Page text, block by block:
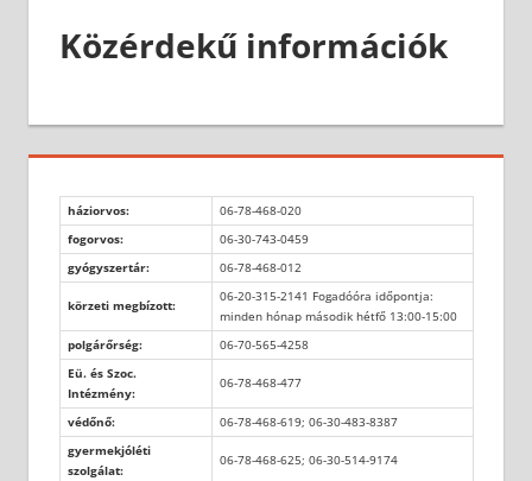
Közérdekű információk
háziorvos:
06-78-468-020
fogorvos:
06-30-743-0459
gyógyszertár:
06-78-468-012
körzeti megbízott:
06-20-315-2141 Fogadóóra időpontja:
minden hónap második hétfő 13:00-15:00
polgárőrség:
06-70-565-4258
Eü. és Szoc.
Intézmény:
06-78-468-477
védőnő:
06-78-468-619; 06-30-483-8387
gyermekjóléti
szolgálat:
06-78-468-625; 06-30-514-9174